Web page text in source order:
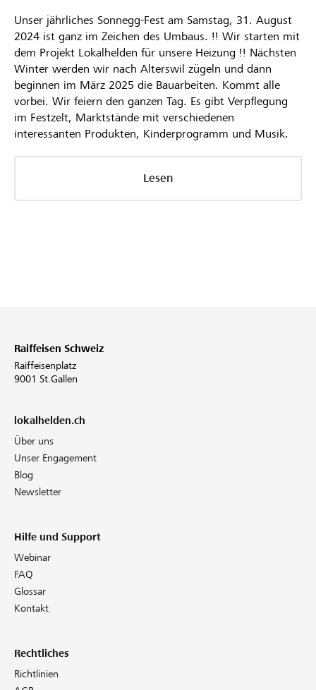
Unser jährliches Sonnegg-Fest am Samstag, 31. August
2024 ist ganz im Zeichen des Umbaus. !! Wir starten mit
dem Projekt Lokalhelden für unsere Heizung !! Nächsten
Winter werden wir nach Alterswil zügeln und dann
beginnen im März 2025 die Bauarbeiten. Kommt alle
vorbei. Wir feiern den ganzen Tag. Es gibt Verpflegung
im Festzelt, Marktstände mit verschiedenen
interessanten Produkten, Kinderprogramm und Musik.
Lesen
Raiffeisen Schweiz
Raiffeisenplatz
9001 St.Gallen
lokalhelden.ch
Über uns
Unser Engagement
Blog
Newsletter
Hilfe und Support
Webinar
FAQ
Glossar
Kontakt
Rechtliches
Richtlinien